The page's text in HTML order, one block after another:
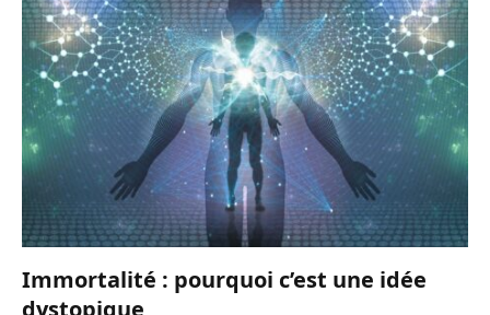
Immortalité : pourquoi c’est une idée
dystopique